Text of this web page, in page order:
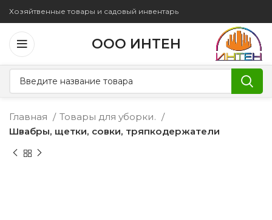
Хозяйтвенные товары и садовый инвентарь
ООО ИНТЕН
Главная
Товары для уборки.
Швабры, щетки, совки, тряпкодержатели